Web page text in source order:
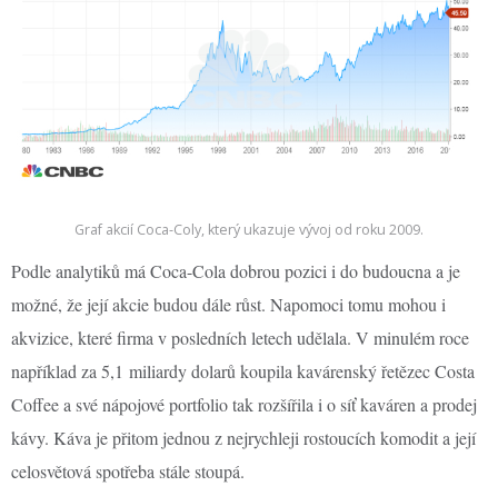
Graf akcií Coca-Coly, který ukazuje vývoj od roku 2009.
Podle analytiků má Coca-Cola dobrou pozici i do budoucna a je
možné, že její akcie budou dále růst. Napomoci tomu mohou i
akvizice, které firma v posledních letech udělala. V minulém roce
například za 5,1 miliardy dolarů koupila kavárenský řetězec Costa
Coffee a své nápojové portfolio tak rozšířila i o síť kaváren a prodej
kávy. Káva je přitom jednou z nejrychleji rostoucích komodit a její
celosvětová spotřeba stále stoupá.